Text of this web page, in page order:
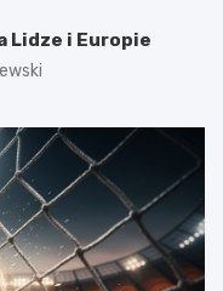
Lidze i Europie